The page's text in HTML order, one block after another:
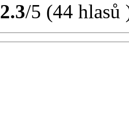
2.3/5 (44 hlasů